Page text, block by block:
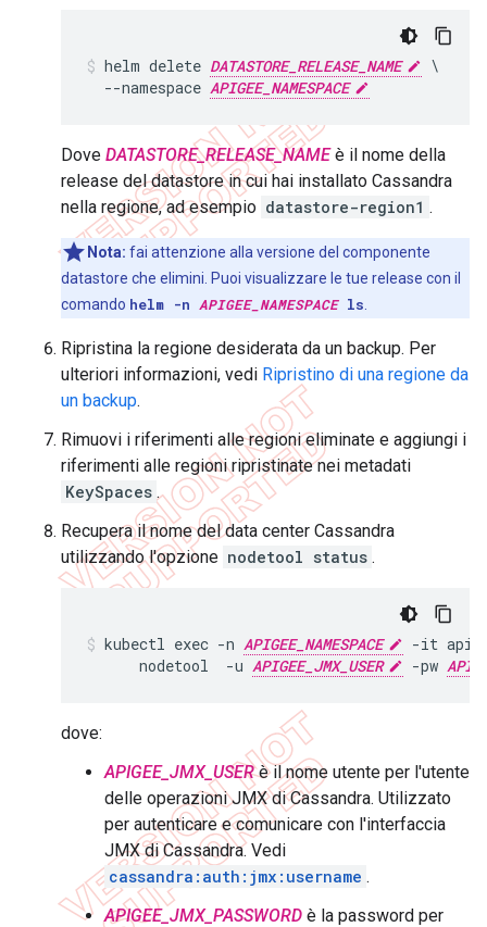
helm delete DATASTORE_RELEASE_NAME
\
  --namespace
APIGEE_NAMESPACE
Dove DATASTORE_RELEASE_NAMEè il nome della
release del datastore in cui hai installato Cassandra
nella regione, ad esempio datastore-region1 .
Nota: fai attenzione alla versione del componente
datastore che elimini. Puoi visualizzare le tue release con il
comando helm -n APIGEE_NAMESPACEls
Ripristina la regione desiderata da un backup. Per
ulteriori informazioni, vedi Ripristino di una regione da
un backup.
Rimuovi i riferimenti alle regioni eliminate e aggiungi i
riferimenti alle regioni ripristinate nei metadati
KeySpaces .
Recupera il nome del data center Cassandra
utilizzando l'opzione nodetool status .
kubectl exec -n APIGEE_NAMESPACE
-it
      nodetool  -u
APIGEE_JMX_USER -pw
dove:
APIGEE_JMX_USERè il nome utente per l'utente
delle operazioni JMX di Cassandra. Utilizzato
per autenticare e comunicare con l'interfaccia
JMX di Cassandra. Vedi
cassandra:auth:jmx:username .
APIGEE_JMX_PASSWORD è la password per